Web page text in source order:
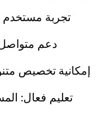
تجربة مستخدم
دعم متواصل:
إمكانية تخصيص
تعليم فعال: